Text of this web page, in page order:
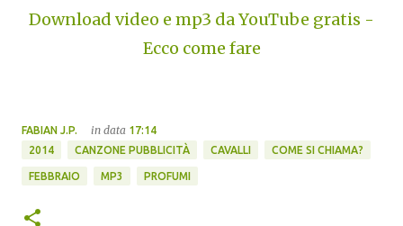
Download video e mp3 da YouTube gratis -
Ecco come fare
FABIAN J.P. in data 17:14
2014
CANZONE PUBBLICITÀ CAVALLI COME SI CHIAMA?
FEBBRAIO MP3 PROFUMI